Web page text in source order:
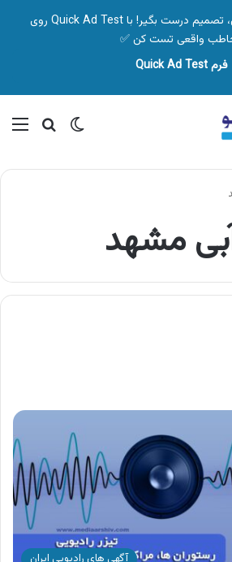
🎯 قبل از شروع کمپین، تصمیم درست بگیر! با Quick Ad Test روی
واقعی تست کن ✅
فرم Quick Ad Test
تغییر پوسته
مشهد